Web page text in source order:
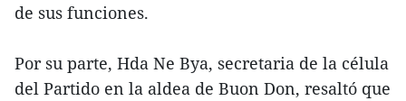
de sus funciones.
Por su parte, Hda Ne Bya, secretaria de la célula
del Partido en la aldea de Buon Don, resaltó que